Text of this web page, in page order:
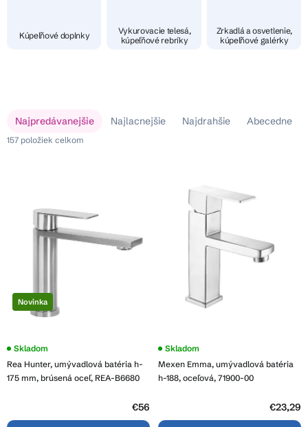
Kúpeľňové doplnky
Vykurovacie telesá,
kúpeľňové rebríky
Zrkadlá a osvetlenie,
kúpeľňové galérky
d
u
k
o
v
Najpredávanejšie Najlacnejšie Najdrahšie Abecedne
157 položiek celkom
p
o Novinka
Rea Hunter, umývadlová batéria h-
175 mm, brúsená oceľ, REA-B6680
Skladom
€56
Mexen Emma, umývadlová batéria
h-188, oceľová, 71900-00
Priemerné
produktu
je
Skladom
€23,29